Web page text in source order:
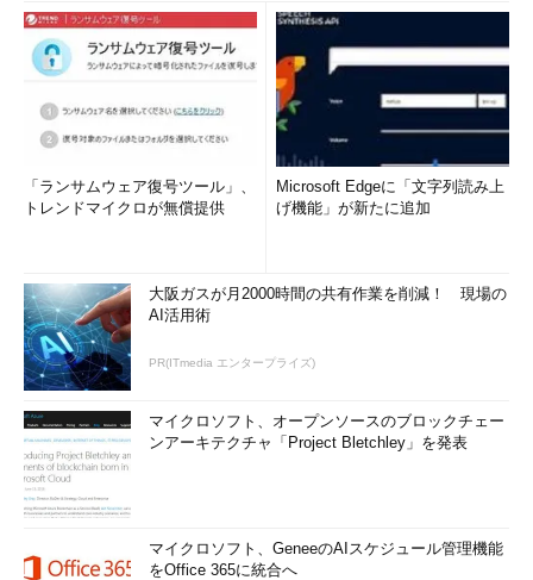
「ランサムウェア復号ツール」、
トレンドマイクロが無償提供
Microsoft Edgeに「文字列読み上
げ機能」が新たに追加
大阪ガスが月2000時間の共有作業を削減！ 現場の
AI活用術
PR(ITmedia エンタープライズ)
マイクロソフト、オープンソースのブロックチェー
ンアーキテクチャ「Project Bletchley」を発表
マイクロソフト、GeneeのAIスケジュール管理機能
をOffice 365に統合へ